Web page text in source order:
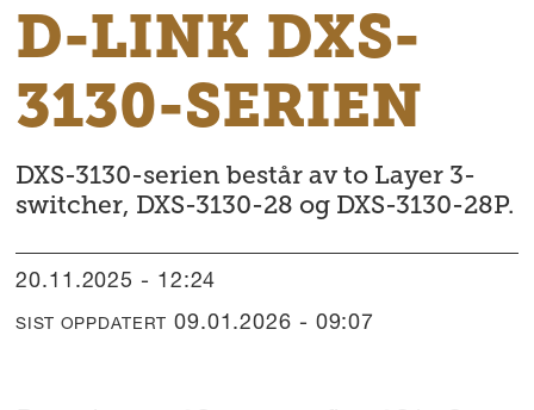
D-LINK DXS-
3130-SERIEN
DXS-3130-serien består av to Layer 3-
switcher, DXS-3130-28 og DXS-3130-28P.
20.11.2025 - 12:24
SIST OPPDATERT 09.01.2026 - 09:07